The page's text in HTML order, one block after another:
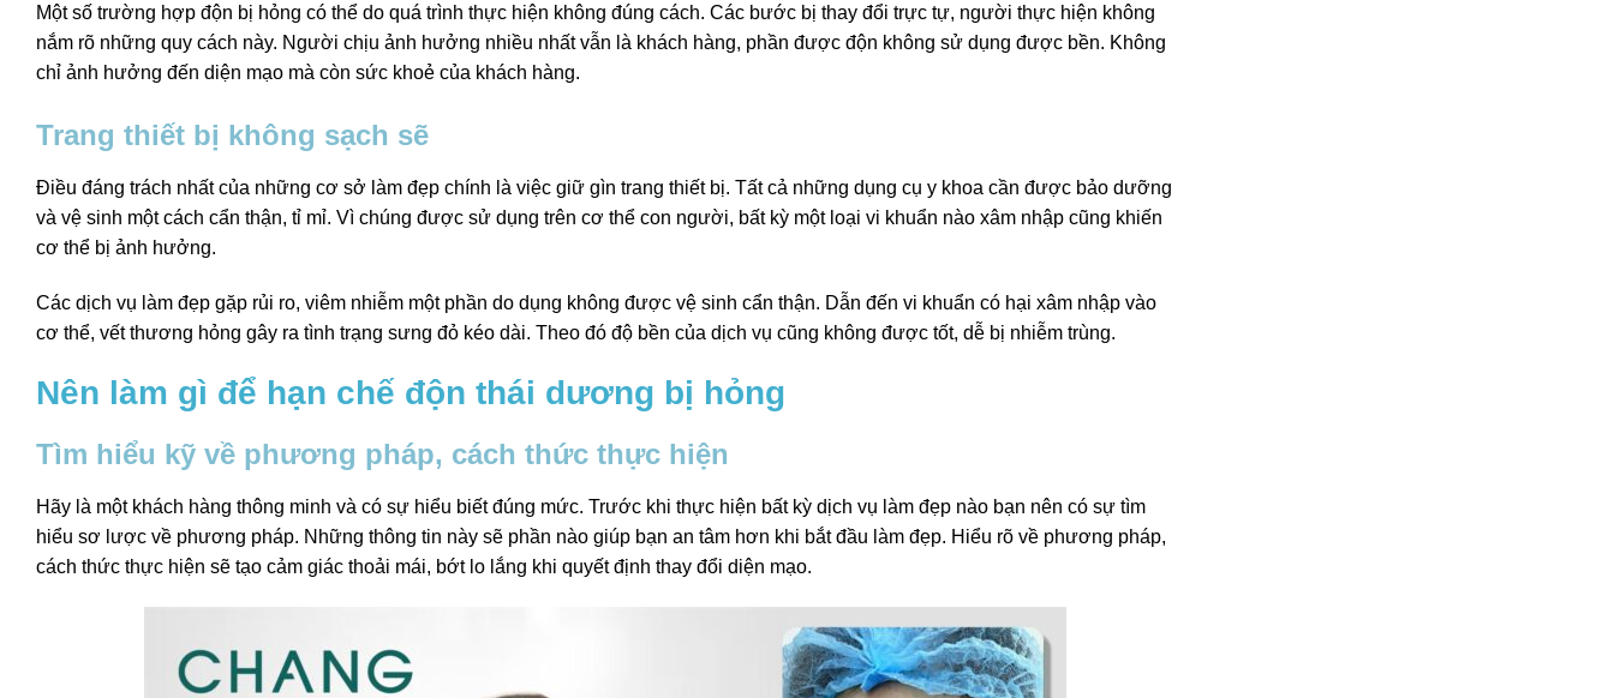
Một số trường hợp độn bị hỏng có thể do quá trình thực hiện không đúng cách. Các bước bị thay đổi trực tự, người thực hiện không
nắm rõ những quy cách này. Người chịu ảnh hưởng nhiều nhất vẫn là khách hàng, phần được độn không sử dụng được bền. Không
chỉ ảnh hưởng đến diện mạo mà còn sức khoẻ của khách hàng.
Trang thiết bị không sạch sẽ
Điều đáng trách nhất của những cơ sở làm đẹp chính là việc giữ gìn trang thiết bị. Tất cả những dụng cụ y khoa cần được bảo dưỡng
và vệ sinh một cách cẩn thận, tỉ mỉ. Vì chúng được sử dụng trên cơ thể con người, bất kỳ một loại vi khuẩn nào xâm nhập cũng khiến
cơ thể bị ảnh hưởng.
Các dịch vụ làm đẹp gặp rủi ro, viêm nhiễm một phần do dụng không được vệ sinh cẩn thận. Dẫn đến vi khuẩn có hại xâm nhập vào
cơ thể, vết thương hỏng gây ra tình trạng sưng đỏ kéo dài. Theo đó độ bền của dịch vụ cũng không được tốt, dễ bị nhiễm trùng.
Nên làm gì để hạn chế độn thái dương bị hỏng
Tìm hiểu kỹ về phương pháp, cách thức thực hiện
Hãy là một khách hàng thông minh và có sự hiểu biết đúng mức. Trước khi thực hiện bất kỳ dịch vụ làm đẹp nào bạn nên có sự tìm
hiểu sơ lược về phương pháp. Những thông tin này sẽ phần nào giúp bạn an tâm hơn khi bắt đầu làm đẹp. Hiểu rõ về phương pháp,
cách thức thực hiện sẽ tạo cảm giác thoải mái, bớt lo lắng khi quyết định thay đổi diện mạo.